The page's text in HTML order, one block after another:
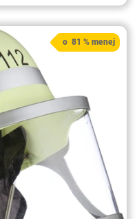
o 81 % menej